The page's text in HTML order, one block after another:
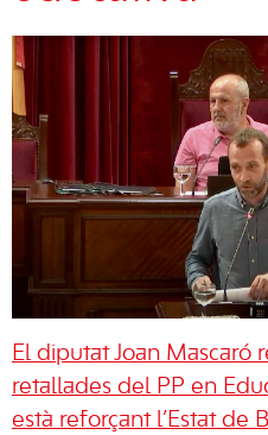
El diputat Joan Mascaró
retallades del PP en
està reforçant l’Estat de